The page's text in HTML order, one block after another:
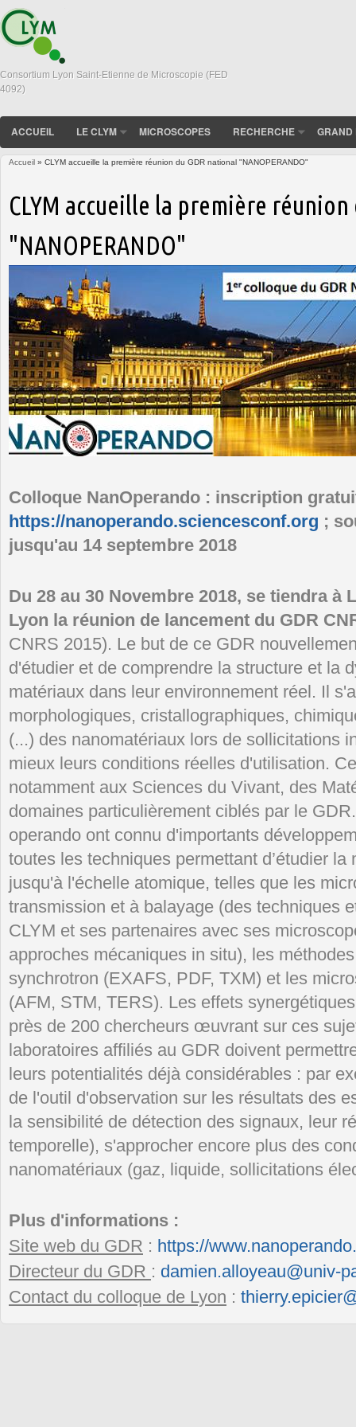
Consortium Lyon Saint-Etienne de Microscopie (FED
4092)
ACCUEIL LE CLYM MICROSCOPES RECHERCHE GRAND
Accueil » CLYM accueille la première réunion du GDR national "NANOPERANDO"
CLYM accueille la première
"NANOPERANDO"
Colloque NanOperando : inscription
https://nanoperando.sciencesconf.org ;
jusqu'au 14 septembre 2018
Du 28 au 30 Novembre 2018, se tiendra à
Lyon la réunion de lancement du GDR
CNRS 2015). Le but de ce GDR
d'étudier et de comprendre la structure et la
matériaux dans leur environnement réel. Il
morphologiques, cristallographiques,
(...) des nanomatériaux lors de sollicitations
mieux leurs conditions réelles d'utilisation.
notamment aux Sciences du Vivant, des
domaines particulièrement ciblés par le
operando ont connu d'importants
toutes les techniques permettant d’étudier la
jusqu'à l'échelle atomique, telles que les
transmission et à balayage (des techniques
CLYM et ses partenaires avec ses
approches mécaniques in situ), les
synchrotron (EXAFS, PDF, TXM) et les
(AFM, STM, TERS). Les effets
près de 200 chercheurs œuvrant sur ces
laboratoires affiliés au GDR doivent
leurs potentialités déjà considérables : par
de l'outil d'observation sur les résultats des
la sensibilité de détection des signaux, leur
temporelle), s'approcher encore plus des
nanomatériaux (gaz, liquide, sollicitations
Plus d'informations :
Site web du GDR : https://
Directeur du GDR : damien.alloyeau@univ-
Contact du colloque de Lyon :